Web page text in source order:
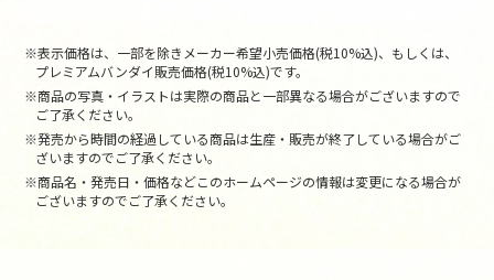
※表示価格は、一部を除きメーカー希望小売価格(税10%込)、もしくは、
プレミアムバンダイ販売価格(税10%込)です。
※商品の写真・イラストは実際の商品と一部異なる場合がございますので
ご了承ください。
※発売から時間の経過している商品は生産・販売が終了している場合がご
ざいますのでご了承ください。
※商品名・発売日・価格などこのホームページの情報は変更になる場合が
ございますのでご了承ください。